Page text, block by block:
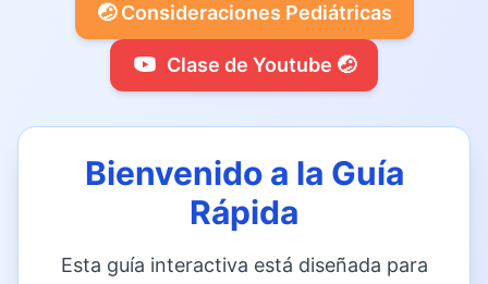
🤕 Consideraciones Pediátricas
Clase de Youtube 🤕
Bienvenido a la Guía
Rápida
Esta guía interactiva está diseñada para